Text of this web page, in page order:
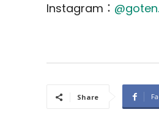
Instagram：
Share